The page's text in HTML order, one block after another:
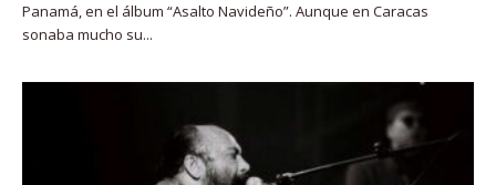
Panamá, en el álbum “Asalto Navideño”. Aunque en Caracas
sonaba mucho su...